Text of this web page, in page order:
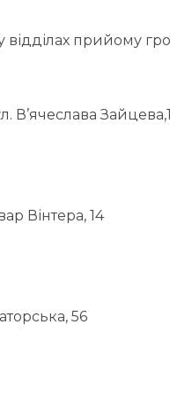
відділах прийому
В’ячеслава
Вінтера, 14
56